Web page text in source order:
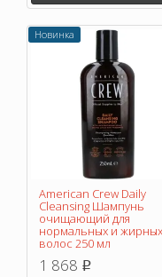
Новинка
American Crew Daily
Cleansing Шампунь
очищающий для
нормальных и жирных
волос 250 мл
1 868 p